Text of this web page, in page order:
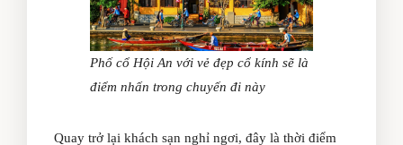
Phố cổ Hội An với vẻ đẹp cổ kính sẽ là
điểm nhấn trong chuyến đi này
Quay trở lại khách sạn nghỉ ngơi, đây là thời điểm